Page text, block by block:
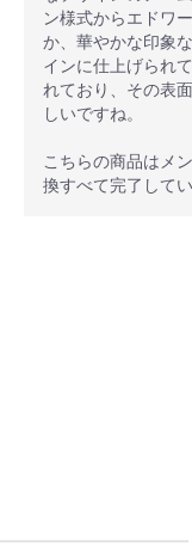
ン様式からエドワ
か、華やかな印象
インに仕上げられ
れており、その表
しいですね。
こちらの商品はメ
換すべて完了して